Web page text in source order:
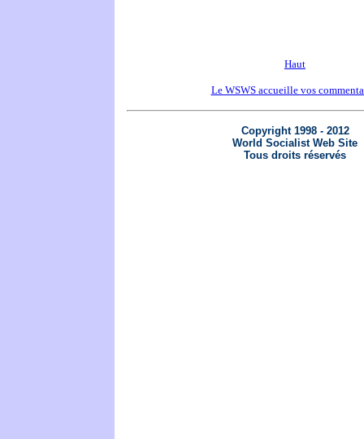
Haut
Le WSWS accueille vos
Copyright 1998 - 2012
World Socialist Web Site
Tous droits réservés